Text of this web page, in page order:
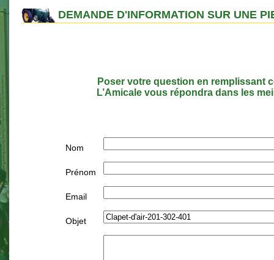
DEMANDE D'INFORMATION SUR UNE
Poser votre question en remplissant
L’Amicale vous répondra dans les
Nom
Prénom
Email
Objet